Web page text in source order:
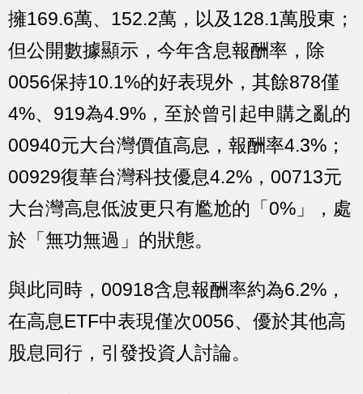
擁169.6萬、152.2萬，以及128.1萬股東；
但公開數據顯示，今年含息報酬率，除
0056保持10.1%的好表現外，其餘878僅
4%、919為4.9%，至於曾引起申購之亂的
00940元大台灣價值高息，報酬率4.3%；
00929復華台灣科技優息4.2%，00713元
大台灣高息低波更只有尷尬的「0%」，處
於「無功無過」的狀態。
與此同時，00918含息報酬率約為6.2%，
在高息ETF中表現僅次0056、優於其他高
股息同行，引發投資人討論。